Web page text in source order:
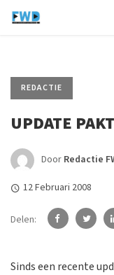
REDACTIE
UPDATE
Door Redactie
12 Februari 2008
Delen:
Sinds een recente